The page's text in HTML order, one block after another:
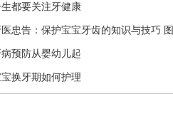
都要关注牙健康
医忠告：保护宝宝牙齿的知识与技巧 图
病预防从婴幼儿起
换牙期如何护理